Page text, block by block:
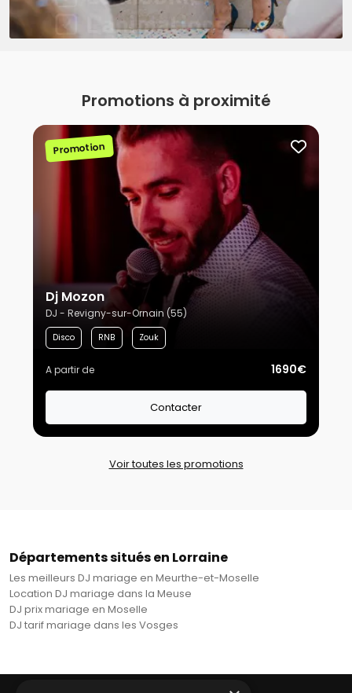
Promotions à proximité
Promotion
Dj Mozon
DJ - Revigny-sur-Ornain (55)
Disco RNB Zouk
A partir de 1690€
Contacter
Voir toutes les promotions
Départements situés en Lorraine
Les meilleurs DJ mariage en Meurthe-et-Moselle
Location DJ mariage dans la Meuse
DJ prix mariage en Moselle
DJ tarif mariage dans les Vosges